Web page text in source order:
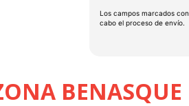
221
Los campos marcados con
cabo el proceso de envío.
BENASQUE